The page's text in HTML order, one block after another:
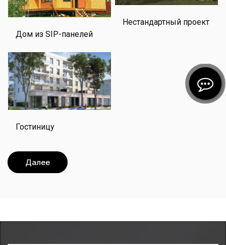
Дом из SIP-панелей
Нестандартный проект
Гостиницу
Далее